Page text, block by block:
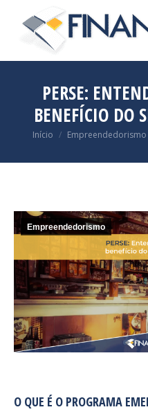
PERSE:
BENEFÍCIO DO
Você está aqui:
Início Empreendedorismo
Empreendedorismo
O QUE É O PROGRAMA